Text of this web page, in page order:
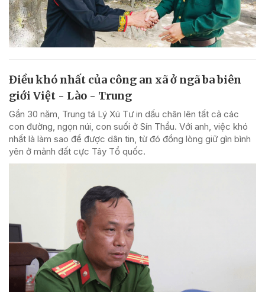
Điều khó nhất của công an xã ở ngã ba biên
giới Việt - Lào - Trung
Gần 30 năm, Trung tá Lý Xú Tư in dấu chân lên tất cả các
con đường, ngọn núi, con suối ở Sín Thầu. Với anh, việc khó
nhất là làm sao để được dân tin, từ đó đồng lòng giữ gìn bình
yên ở mảnh đất cực Tây Tổ quốc.